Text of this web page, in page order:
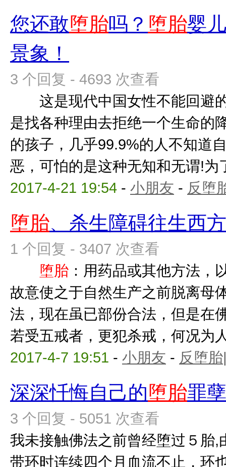
您还敢堕胎吗？ 堕胎婴
景象！
3 个回复 - 4693 次查看
这是现代中国女性不能回避
是找各种理由去拒绝一个生命的
的孩子，几乎99.9%的人不知道
恶，可怕的是这种无知和无谓!为
2017-4-21 19:54 - 小朋友 - 反堕
堕胎、杀生障碍往生西
1 个回复 - 3407 次查看
堕胎 ：用药品或其他方法，
故意使之于自然生产之前脱
法，现在虽已部份合法，但是在
若受五戒者，更犯杀戒，何况为
2017-4-7 19:51 - 小朋友 - 反堕
深深忏悔自己的堕胎罪孽
3 个回复 - 5051 次查看
我未接触佛法之前曾经堕过５胎,
带环时连续四个月血流不止，环